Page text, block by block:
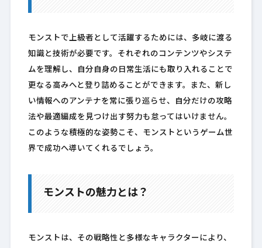
モンストで上級者として活躍するためには、多岐に渡る
知識と技術が必要です。それぞれのコンテンツやシステ
ムを理解し、自分自身の日常生活にも取り入れることで
更なる高みへと登り詰めることができます。また、新し
い情報へのアンテナを常に張り巡らせ、自分だけの攻略
法や最適編成を見つけ出す努力も怠ってはいけません。
このような積極的な姿勢こそ、モンストというゲーム世
界で成功へ導いてくれるでしょう。
モンストの魅力とは？
モンストは、その戦略性と多様なキャラクターにより、